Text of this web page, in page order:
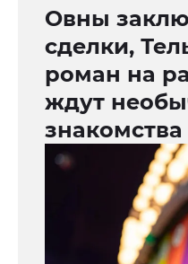
Овны
сделки,
роман на
ждут
знакомства